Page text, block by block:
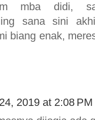
mba didi,
sana sini
biang enak,
2019 at 2:08 PM